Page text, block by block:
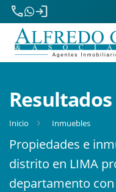
phone
login
Inicio Inmuebles
Propiedades e
distrito en LIMA
departamento